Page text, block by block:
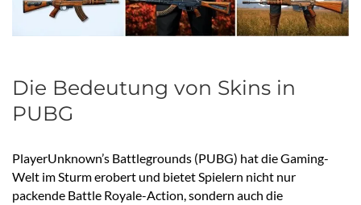
Die Bedeutung von Skins in
PUBG
PlayerUnknown’s Battlegrounds (PUBG) hat die Gaming-
Welt im Sturm erobert und bietet Spielern nicht nur
packende Battle Royale-Action, sondern auch die